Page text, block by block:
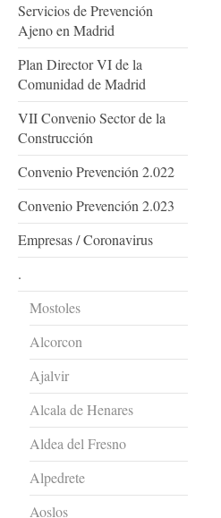
Servicios de Prevención
Ajeno en Madrid
Plan Director VI de la
Comunidad de Madrid
VII Convenio Sector de la
Construcción
Convenio Prevención 2.022
Convenio Prevención 2.023
Empresas / Coronavirus
.
Mostoles
Alcorcon
Ajalvir
Alcala de Henares
Aldea del Fresno
Alpedrete
Aoslos